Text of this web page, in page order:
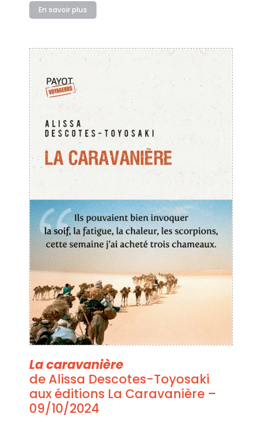
En savoir plus
La caravanière
de Alissa Descotes-Toyosaki
aux éditions La Caravanière –
09/10/2024